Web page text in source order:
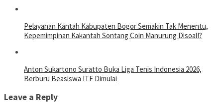
Pelayanan Kantah Kabupaten Bogor Semakin Tak Menentu,
Kepemimpinan Kakantah Sontang Coin Manurung Disoal!?
Anton Sukartono Suratto Buka Liga Tenis Indonesia 2026,
Berburu Beasiswa ITF Dimulai
Leave a Reply